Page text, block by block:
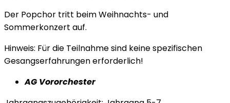
Der Popchor tritt beim Weihnachts- und
Sommerkonzert auf.
Hinweis: Für die Teilnahme sind keine spezifischen
Gesangserfahrungen erforderlich!
AG Vororchester